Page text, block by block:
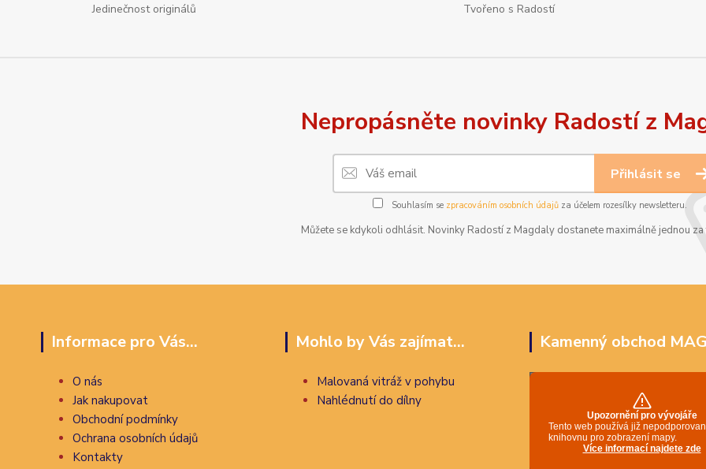
Jedinečnost originálů
Tvořeno s Radostí
Nepropásněte novinky Radostí z
Přihlásit se
Souhlasím se zpracováním osobních údajůza účelem rozesílky newsletteru.
Můžete se kdykoli odhlásit. Novinky Radostí z Magdaly dostanete maximálně jednou
Informace pro Vás...
O nás
Jak nakupovat
Obchodní podmínky
Ochrana osobních údajů
Kontakty
Mohlo by Vás zajímat...
Malovaná vitráž v pohybu
Nahlédnutí do dílny
Kamenný obchod